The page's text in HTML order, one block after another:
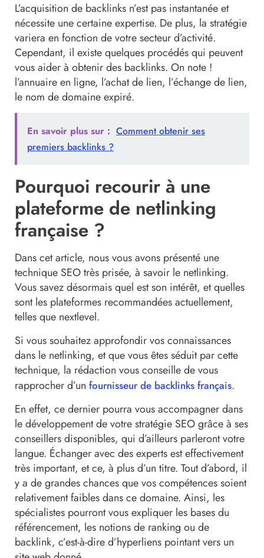
L’acquisition de backlinks n’est pas instantanée et
nécessite une certaine expertise. De plus, la stratégie
variera en fonction de votre secteur d’activité.
Cependant, il existe quelques procédés qui peuvent
vous aider à obtenir des backlinks. On note !
l’annuaire en ligne, l’achat de lien, l’échange de lien,
le nom de domaine expiré.
En savoir plus sur : Comment obtenir ses
premiers backlinks ?
Pourquoi recourir à une
plateforme de netlinking
française ?
Dans cet article, nous vous avons présenté une
technique SEO très prisée, à savoir le netlinking.
Vous savez désormais quel est son intérêt, et quelles
sont les plateformes recommandées actuellement,
telles que nextlevel.
Si vous souhaitez approfondir vos connaissances
dans le netlinking, et que vous êtes séduit par cette
technique, la rédaction vous conseille de vous
rapprocher d’un fournisseur de backlinks français.
En effet, ce dernier pourra vous accompagner dans
le développement de votre stratégie SEO grâce à ses
conseillers disponibles, qui d’ailleurs parleront votre
langue. Échanger avec des experts est effectivement
très important, et ce, à plus d’un titre. Tout d’abord, il
y a de grandes chances que vos compétences soient
relativement faibles dans ce domaine. Ainsi, les
spécialistes pourront vous expliquer les bases du
référencement, les notions de ranking ou de
backlink, c’est-à-dire d’hyperliens pointant vers un